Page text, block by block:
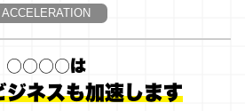
○○○○は
ネスも加速します